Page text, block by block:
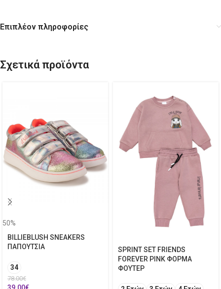
Επιπλέον πληροφορίες
Σχετικά προϊόντα
50%
BILLIEBLUSH SNEAKERS
ΠΑΠΟΥΤΣΙΑ
34
78.00€
39.00€
SPRINT SET FRIENDS
FOREVER PINK ΦΟΡΜΑ
ΦΟΥΤΕΡ